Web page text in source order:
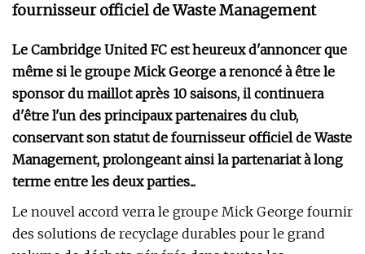
fournisseur officiel de Waste Management
Le Cambridge United FC est heureux d'annoncer que
même si le groupe Mick George a renoncé à être le
sponsor du maillot après 10 saisons, il continuera
d'être l'un des principaux partenaires du club,
conservant son statut de fournisseur officiel de Waste
Management, prolongeant ainsi la partenariat à long
terme entre les deux parties...
Le nouvel accord verra le groupe Mick George fournir
des solutions de recyclage durables pour le grand